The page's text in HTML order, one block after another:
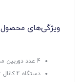
ویژگی‌های محصول
4 عدد دوربین مداربسته بولت 5 مگاپیکسل بدنه فلزی دید در شب رنگی AHD .
دستگاه 4 کانال dvr (ممکن است ظاهر دستگاه با عکس متفاوت باشد)